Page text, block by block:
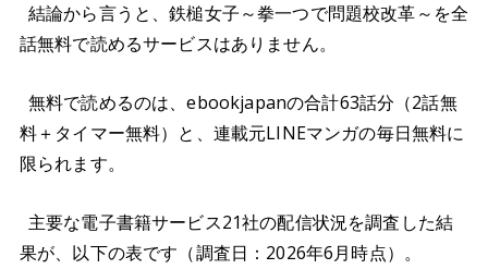
結論から言うと、鉄槌女子～拳一つで問題校改革～を全
話無料で読めるサービスはありません。
無料で読めるのは、ebookjapanの合計63話分（2話無
料＋タイマー無料）と、連載元LINEマンガの毎日無料に
限られます。
主要な電子書籍サービス21社の配信状況を調査した結
果が、以下の表です（調査日：2026年6月時点）。